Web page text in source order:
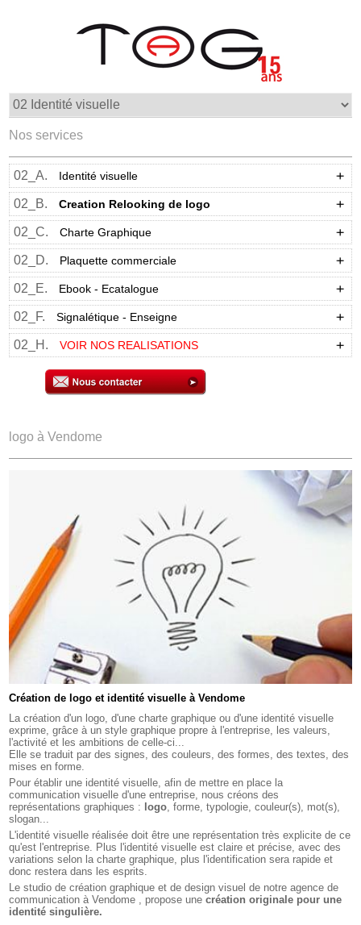
Nos services
02_A. Identité visuelle
02_B. Creation Relooking de logo
02_C. Charte Graphique
02_D. Plaquette commerciale
02_E. Ebook - Ecatalogue
02_F. Signalétique - Enseigne
02_H. VOIR NOS REALISATIONS
logo à Vendome
Création de logo et identité visuelle à Vendome
La création d'un logo, d'une charte graphique ou d'une identité visuelle
exprime, grâce à un style graphique propre à l'entreprise, les valeurs,
l'activité et les ambitions de celle-ci...
Elle se traduit par des signes, des couleurs, des formes, des textes, des
mises en forme.
Pour établir une identité visuelle, afin de mettre en place la
communication visuelle d'une entreprise, nous créons des
représentations graphiques : logo, forme, typologie, couleur(s), mot(s),
slogan...
L'identité visuelle réalisée doit être une représentation très explicite de ce
qu'est l'entreprise. Plus l'identité visuelle est claire et précise, avec des
variations selon la charte graphique, plus l'identification sera rapide et
donc restera dans les esprits.
Le studio de création graphique et de design visuel de notreagence de
communication à Vendome , propose unecréation originale pour une
identité singulière.